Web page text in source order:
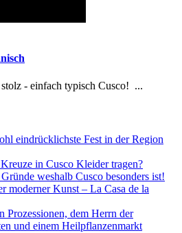
- einfach typisch Cusco! ...
eindrücklichste Fest in der Region
in Cusco Kleider tragen?
weshalb Cusco besonders ist!
moderner Kunst – La Casa de la
Prozessionen, dem Herrn der
und einem Heilpflanzenmarkt